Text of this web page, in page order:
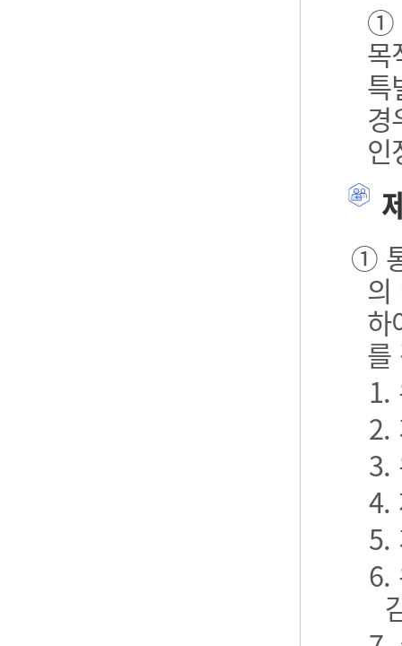
①
목
특
경
인
①
의
하
를
1.
2.
3.
4.
5.
6.